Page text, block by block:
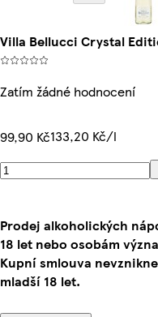
Villa Bellucci Crystal
Zatím žádné hodnocení
99,90 Kč133,20 Kč/l
Prodej alkoholických
18 let nebo osobám
Kupní smlouva
mladší 18 let.